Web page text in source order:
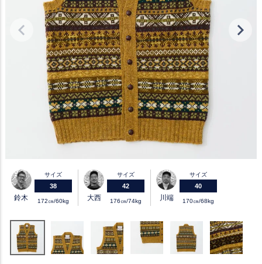
鈴木
サイズ
38
172㎝/60kg 大西
サイズ
42
176㎝/74kg 川端
サイズ
40
170㎝/68kg